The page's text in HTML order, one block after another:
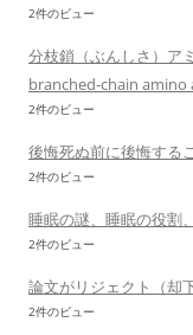
2件のビュー
分枝鎖（ぶんしさ）ア
branched-chain amino
2件のビュー
後悔死ぬ前に後悔す
2件のビュー
睡眠の謎、睡眠の役割
2件のビュー
論文がリジェクト（却
2件のビュー